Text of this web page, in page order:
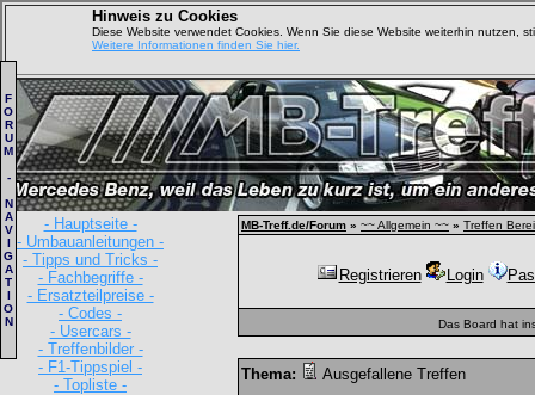
Hinweis zu Cookies
Diese Website verwendet Cookies. Wenn Sie diese Website weiterhin nutzen,
Weitere Informationen finden Sie hier.
- Hauptseite -
- Umbauanleitungen -
- Tipps und Tricks -
- Fachbegriffe -
- Ersatzteilpreise -
- Codes -
- Usercars -
- Treffenbilder -
- F1-Tippspiel -
- Topliste -
F
O
R
U
M
-
N
A
V
I
G
A
T
I
O
N
MB-Treff.de/Forum » ~~ Allgemein ~~ » Treffen
Registrieren Login
Das Board hat
Thema: Ausgefallene Treffen